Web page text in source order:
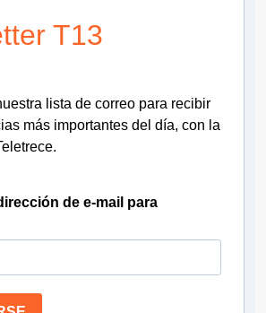
T13
lista de correo para recibir
más importantes del día, con la
de e-mail para